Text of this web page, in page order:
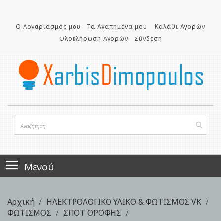
περιεχόμενο
Ο Λογαριασμός μου Τα Αγαπημένα μου
Καλάθι Αγορών
Ολοκλήρωση Αγορών
Σύνδεση
Μενού
Αρχική
ΗΛΕΚΤΡΟΛΟΓΙΚΟ ΥΛΙΚΟ & ΦΩΤΙΣΜΟΣ VK
ΦΩΤΙΣΜΟΣ
ΣΠΟΤ ΟΡΟΦΗΣ